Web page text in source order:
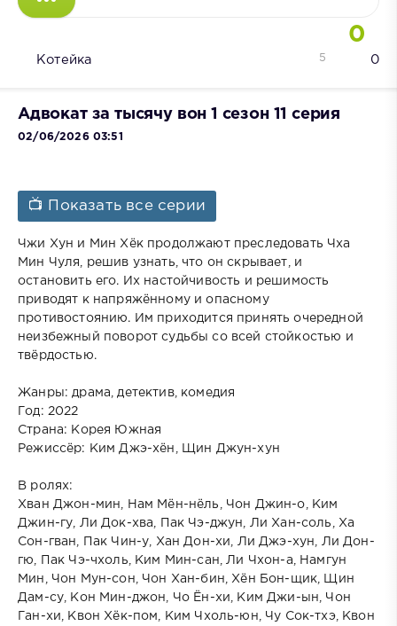
0
Котейка 0
5
Адвокат за тысячу вон 1 сезон 11 серия
02/06/2026 03:51
📺 Показать все серии
Чжи Хун и Мин Хёк продолжают преследовать Чха
Мин Чуля, решив узнать, что он скрывает, и
остановить его. Их настойчивость и решимость
приводят к напряжённому и опасному
противостоянию. Им приходится принять очередной
неизбежный поворот судьбы со всей стойкостью и
твёрдостью.
Жанры: драма, детектив, комедия
Год: 2022
Страна: Корея Южная
Режиссёр: Ким Джэ-хён, Щин Джун-хун
В ролях:
Хван Джон-мин, Нам Мён-нёль, Чон Джин-о, Ким
Джин-гу, Ли Док-хва, Пак Чэ-джун, Ли Хан-соль, Ха
Сон-гван, Пак Чин-у, Хан Дон-хи, Ли Джэ-хун, Ли Дон-
гю, Пак Чэ-чхоль, Ким Мин-сан, Ли Чхон-а, Намгун
Мин, Чон Мун-сон, Чон Хан-бин, Хён Бон-щик, Щин
Дам-су, Кон Мин-джон, Чо Ён-хи, Ким Джи-ын, Чон
Ган-хи, Квон Хёк-пом, Ким Чхоль-юн, Чу Сок-тхэ, Квон